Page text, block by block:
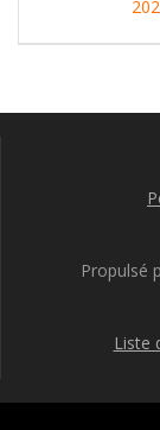
l’article
Propulsé
Liste